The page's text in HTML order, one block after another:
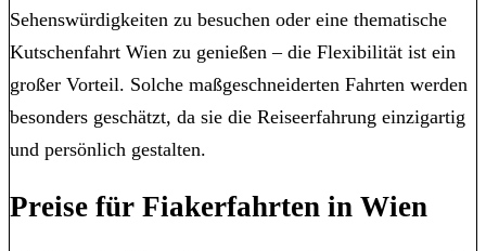
Sehenswürdigkeiten zu besuchen oder eine thematische
Kutschenfahrt Wien zu genießen – die Flexibilität ist ein
großer Vorteil. Solche maßgeschneiderten Fahrten werden
besonders geschätzt, da sie die Reiseerfahrung einzigartig
und persönlich gestalten.
Preise für Fiakerfahrten in Wien